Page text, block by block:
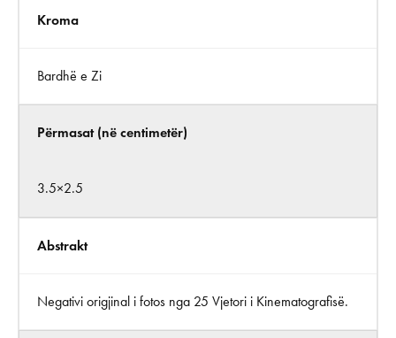
Kroma
Bardhë e Zi
Përmasat (në centimetër)
3.5×2.5
Abstrakt
Negativi origjinal i fotos nga 25 Vjetori i Kinematografisë.